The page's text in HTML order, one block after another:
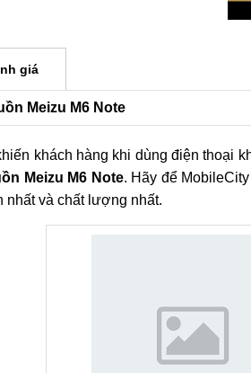
giá
Meizu M6 Note
khách hàng khi dùng điện thoại
Meizu M6 Note. Hãy để
nhất và chất lượng nhất.